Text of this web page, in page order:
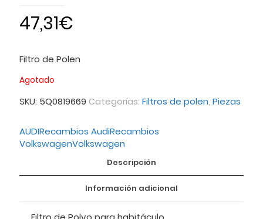
47,31€
Filtro de Polen
Agotado
SKU: 5Q0819669 Categorías: Filtros de polen, Piezas
AUDIRecambios AudiRecambios
VolkswagenVolkswagen
Descripción
Información adicional